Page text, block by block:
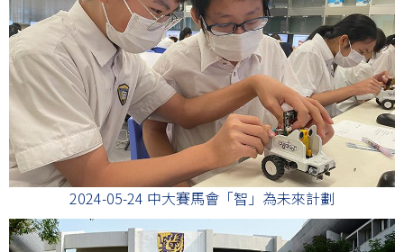
2024-05-24 中大賽馬會「智」為未來計劃